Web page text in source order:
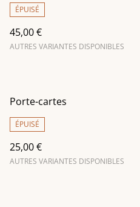
ÉPUISÉ
45,00 €
AUTRES VARIANTES DISPONIBLES
Porte-cartes
ÉPUISÉ
25,00 €
AUTRES VARIANTES DISPONIBLES